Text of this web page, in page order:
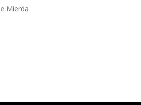
Mierda